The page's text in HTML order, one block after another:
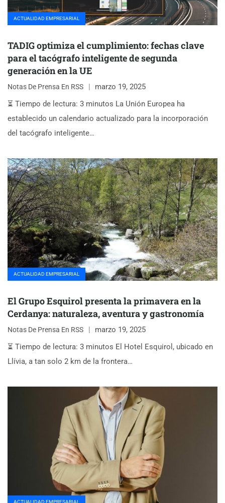
ACTUALIDAD EMPRESARIAL
TADIG optimiza el cumplimiento: fechas clave
para el tacógrafo inteligente de segunda
generación en la UE
Notas De Prensa En RSS
marzo 19, 2025
⏳ Tiempo de lectura: 3 minutos La Unión Europea ha
establecido un calendario actualizado para la incorporación
del tacógrafo inteligente…
ACTUALIDAD EMPRESARIAL
El Grupo Esquirol presenta la primavera en la
Cerdanya: naturaleza, aventura y gastronomía
Notas De Prensa En RSS
marzo 19, 2025
⏳ Tiempo de lectura: 3 minutos El Hotel Esquirol, ubicado en
Llívia, a tan solo 2 km de la frontera…